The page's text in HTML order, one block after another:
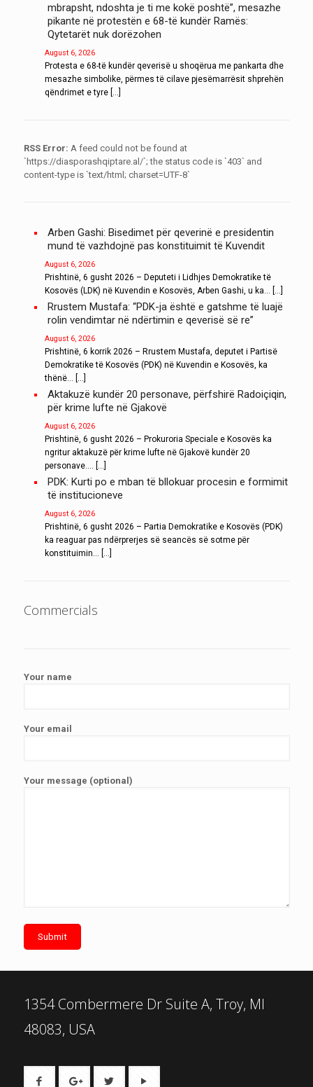
mbrapsht, ndoshta je ti me kokë poshtë”, mesazhe
pikante në protestën e 68-të kundër Ramës:
Qytetarët nuk dorëzohen
August 6, 2026
Protesta e 68-të kundër qeverisë u shoqërua me pankarta dhe
mesazhe simbolike, përmes të cilave pjesëmarrësit shprehën
qëndrimet e tyre […]
RSS Error: A feed could not be found at
`https://diasporashqiptare.al/`; the status code is `403` and
content-type is `text/html; charset=UTF-8`
Arben Gashi: Bisedimet për qeverinë e presidentin
mund të vazhdojnë pas konstituimit të Kuvendit
August 6, 2026
Prishtinë, 6 gusht 2026 – Deputeti i Lidhjes Demokratike të
Kosovës (LDK) në Kuvendin e Kosovës, Arben Gashi, u ka... […]
Rrustem Mustafa: “PDK-ja është e gatshme të luajë
rolin vendimtar në ndërtimin e qeverisë së re”
August 6, 2026
Prishtinë, 6 korrik 2026 – Rrustem Mustafa, deputet i Partisë
Demokratike të Kosovës (PDK) në Kuvendin e Kosovës, ka
thënë... […]
Aktakuzë kundër 20 personave, përfshirë Radoiçiqin,
për krime lufte në Gjakovë
August 6, 2026
Prishtinë, 6 gusht 2026 – Prokuroria Speciale e Kosovës ka
ngritur aktakuzë për krime lufte në Gjakovë kundër 20
personave.... […]
PDK: Kurti po e mban të bllokuar procesin e formimit
të institucioneve
August 6, 2026
Prishtinë, 6 gusht 2026 – Partia Demokratike e Kosovës (PDK)
ka reaguar pas ndërprerjes së seancës së sotme për
konstituimin... […]
Commercials
Your name
Your email
Your message (optional)
1354 Combermere Dr Suite A, Troy, MI
48083, USA